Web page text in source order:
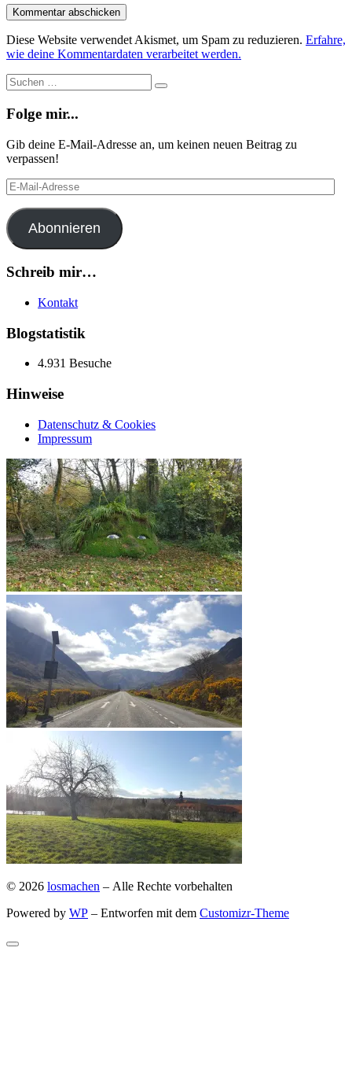
Diese Website verwendet Akismet, um Spam zu reduzieren. Erfahre,
wie deine Kommentardaten verarbeitet werden.
Suche
Suchen
Folge mir...
Gib deine E-Mail-Adresse an, um keinen neuen Beitrag zu
verpassen!
E-
Mail-
Adresse
Abonnieren
Schreib mir…
Kontakt
Blogstatistik
4.931 Besuche
Hinweise
Datenschutz & Cookies
Impressum
© 2026 losmachen – Alle Rechte vorbehalten
Powered by WP – Entworfen mit dem Customizr-Theme